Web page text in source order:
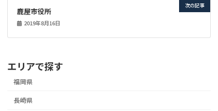
次の記事
鹿屋市役所
2019年8月16日
エリアで探す
福岡県
長崎県